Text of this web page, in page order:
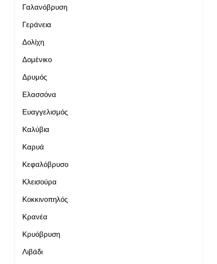
Γαλανόβρυση
Γεράνεια
Δολίχη
Δομένικο
Δρυμός
Ελασσόνα
Ευαγγελισμός
Καλύβια
Καρυά
Κεφαλόβρυσο
Κλεισούρα
Κοκκινοπηλός
Κρανέα
Κρυόβρυση
Λιβάδι